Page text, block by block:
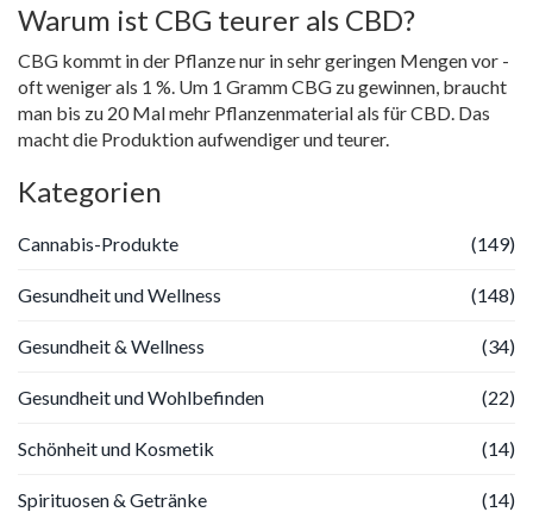
Warum ist CBG teurer als CBD?
CBG kommt in der Pflanze nur in sehr geringen Mengen vor -
oft weniger als 1 %. Um 1 Gramm CBG zu gewinnen, braucht
man bis zu 20 Mal mehr Pflanzenmaterial als für CBD. Das
macht die Produktion aufwendiger und teurer.
Kategorien
Cannabis-Produkte (149)
Gesundheit und Wellness (148)
Gesundheit & Wellness (34)
Gesundheit und Wohlbefinden (22)
Schönheit und Kosmetik (14)
Spirituosen & Getränke (14)